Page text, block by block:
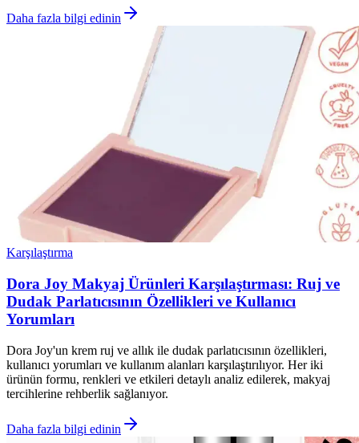
Daha fazla bilgi edinin
Karşılaştırma
Dora Joy Makyaj Ürünleri Karşılaştırması: Ruj ve
Dudak Parlatıcısının Özellikleri ve Kullanıcı
Yorumları
Dora Joy'un krem ruj ve allık ile dudak parlatıcısının özellikleri,
kullanıcı yorumları ve kullanım alanları karşılaştırılıyor. Her iki
ürünün formu, renkleri ve etkileri detaylı analiz edilerek, makyaj
tercihlerine rehberlik sağlanıyor.
Daha fazla bilgi edinin